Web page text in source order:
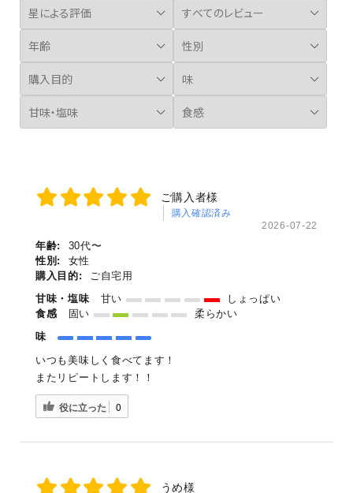
ご購入者様
購入確認済み
2026-07-22
年齢:
30代〜
性別:
女性
購入目的:
ご自宅用
甘味・塩味
甘い
しょっぱい
食感
固い
柔らかい
味
いつも美味しく食べてます！
またリピートします！！
役に立った 0
うめ様